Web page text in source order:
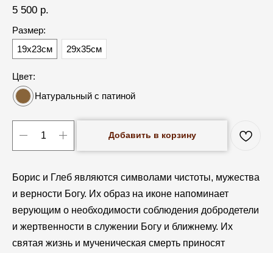
5 500 р.
Размер:
19х23см
29х35см
Цвет:
Натуральный с патиной
Добавить в корзину
Борис и Глеб являются символами чистоты, мужества
и верности Богу. Их образ на иконе напоминает
верующим о необходимости соблюдения добродетели
и жертвенности в служении Богу и ближнему. Их
святая жизнь и мученическая смерть приносят